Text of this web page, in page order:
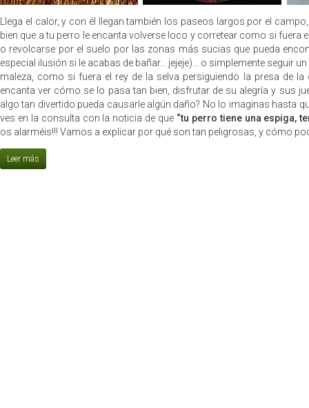
Llega el calor, y con él llegan también los paseos largos por el
bien que a tu perro le encanta volverse loco y corretear como si fuera
o revolcarse por el suelo por las zonas más sucias que pueda
especial ilusión si le acabas de bañar… jejeje)… o simplemente seguir
maleza, como si fuera el rey de la selva persiguiendo la presa de la
encanta ver cómo se lo pasa tan bien, disfrutar de su alegría y sus
algo tan divertido pueda causarle algún daño? No lo imaginas hasta
ves en la consulta con la noticia de que “tu perro tiene una espiga,
os alarméis!!! Vamos a explicar por qué son tan peligrosas, y cómo